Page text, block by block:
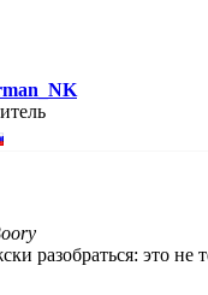
разобраться: это не